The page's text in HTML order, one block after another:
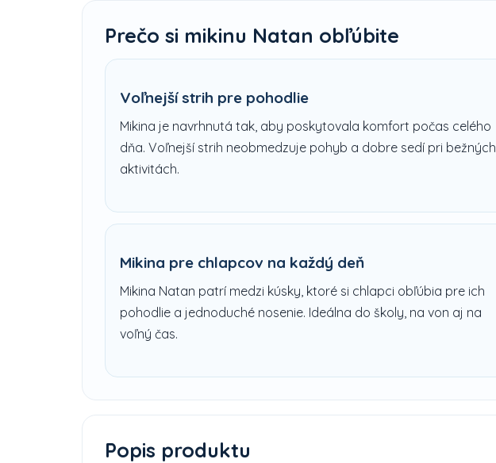
Prečo si mikinu Natan obľúbite
Voľnejší strih pre pohodlie
Mikina je navrhnutá tak, aby poskytovala komfort počas celého
dňa. Voľnejší strih neobmedzuje pohyb a dobre sedí pri bežných
aktivitách.
Mikina pre chlapcov na každý deň
Mikina Natan patrí medzi kúsky, ktoré si chlapci obľúbia pre ich
pohodlie a jednoduché nosenie. Ideálna do školy, na von aj na
voľný čas.
Popis produktu